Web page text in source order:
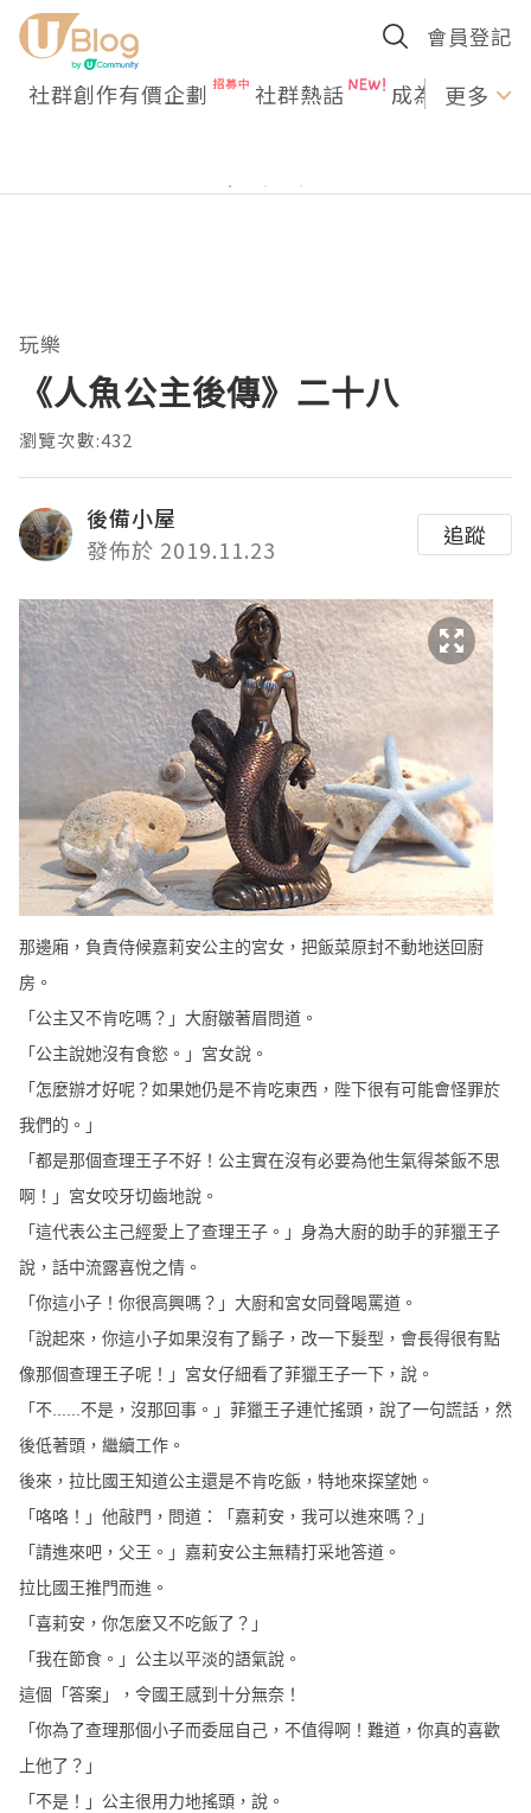
會員登記
社群創作有價企劃 社群熱話 成為U更多
玩樂
《人魚公主後傳》二十八
瀏覽次數:432
後備小屋
發佈於 2019.11.23
追蹤
那邊廂，負責侍候嘉莉安公主的宮女，把飯菜原封不動地送回廚
房。
「公主又不肯吃嗎？」大廚皺著眉問道。
「公主說她沒有食慾。」宮女說。
「怎麼辦才好呢？如果她仍是不肯吃東西，陛下很有可能會怪罪於
我們的。」
「都是那個查理王子不好！公主實在沒有必要為他生氣得茶飯不思
啊！」宮女咬牙切齒地說。
「這代表公主己經愛上了查理王子。」身為大廚的助手的菲獵王子
說，話中流露喜悅之情。
「你這小子！你很高興嗎？」大廚和宮女同聲喝罵道。
「說起來，你這小子如果沒有了鬍子，改一下髮型，會長得很有點
像那個查理王子呢！」宮女仔細看了菲獵王子一下，說。
「不......不是，沒那回事。」菲獵王子連忙搖頭，說了一句謊話，然
後低著頭，繼續工作。
後來，拉比國王知道公主還是不肯吃飯，特地來探望她。
「咯咯！」他敲門，問道：「嘉莉安，我可以進來嗎？」
「請進來吧，父王。」嘉莉安公主無精打采地答道。
拉比國王推門而進。
「喜莉安，你怎麼又不吃飯了？」
「我在節食。」公主以平淡的語氣說。
這個「答案」，令國王感到十分無奈！
「你為了查理那個小子而委屈自己，不值得啊！難道，你真的喜歡
上他了？」
「不是！」公主很用力地搖頭，說。